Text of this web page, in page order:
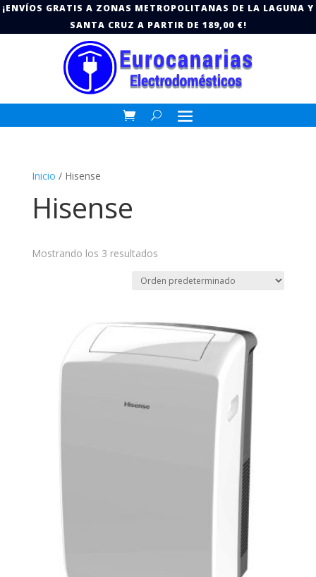
¡ENVÍOS GRATIS A ZONAS METROPOLITANAS DE LA LAGUNA Y
SANTA CRUZ A PARTIR DE 189,00 €!
Inicio / Hisense
Hisense
Mostrando los 3 resultados